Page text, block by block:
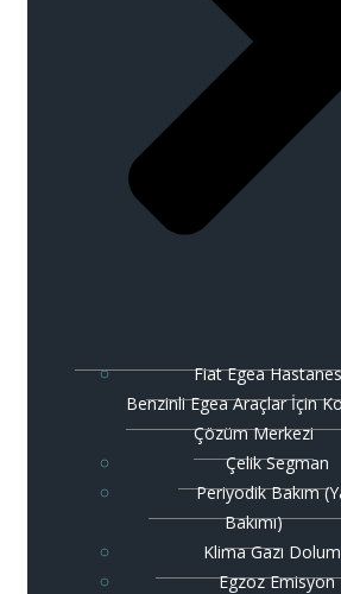
Fiat Egea
Benzinli Egea Araçlar İçin
Çözüm Merkezi
Çelik Segman
Periyodik Bakım
Bakımı)
Klima Gazı
Egzoz Emisyon